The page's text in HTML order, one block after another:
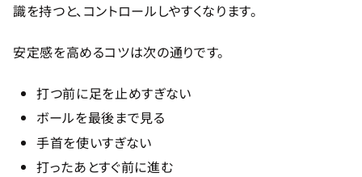
識を持つと、コントロールしやすくなります。
安定感を高めるコツは次の通りです。
打つ前に足を止めすぎない
ボールを最後まで見る
手首を使いすぎない
打ったあとすぐ前に進む